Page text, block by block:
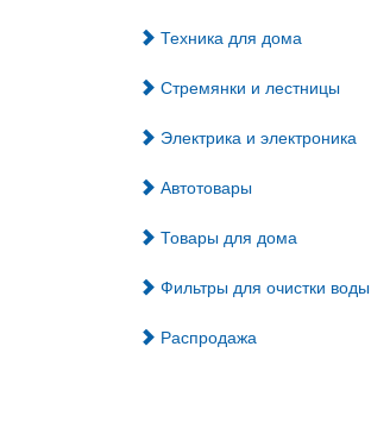
Техника для дома
Стремянки и лестницы
Электрика и электроника
Автотовары
Товары для дома
Фильтры для очистки воды
Распродажа